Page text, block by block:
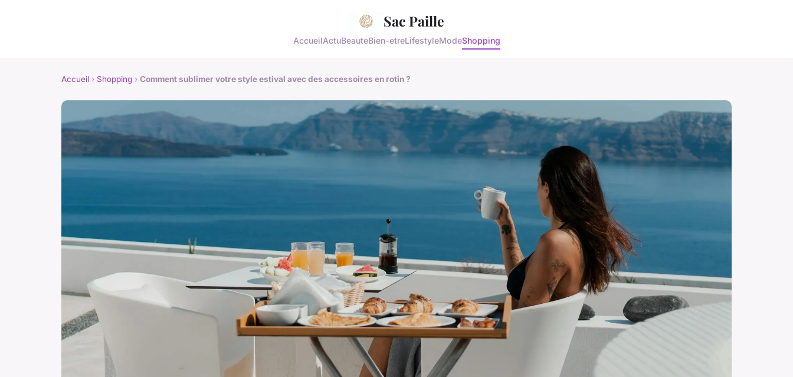
Sac Paille
AccueilActuBeauteBien-etreLifestyleModeShopping
Accueil › Shopping › Comment sublimer votre style estival avec des accessoires en rotin ?